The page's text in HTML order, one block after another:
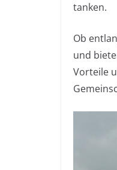
tanken.
Ob
und
Vorteile